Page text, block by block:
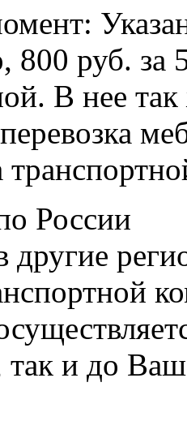
800 руб. за
В нее
России
другие
и до